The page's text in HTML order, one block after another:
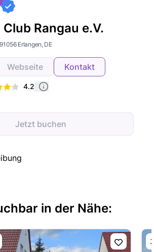
Rangau e.V.
Erlangen, DE
Webseite Kontakt
4.2
Jetzt buchen
in der Nähe: